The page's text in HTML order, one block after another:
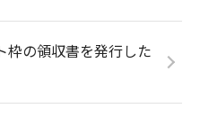
枠の領収書を発行した